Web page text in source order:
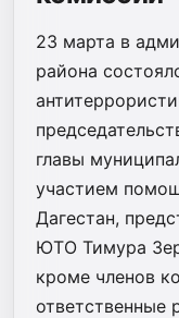
23 марта в
района
главы
участием
Дагестан,
ЮТО Тимура
кроме членов
ответственные